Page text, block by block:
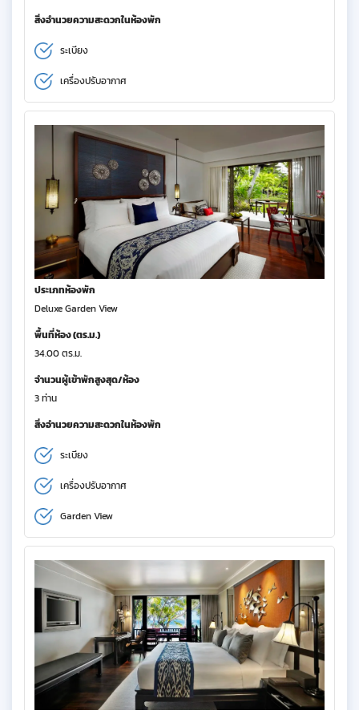
สิ่งอำนวยความสะดวกในห้องพัก
ระเบียง
เครื่องปรับอากาศ
ประเภทห้องพัก
Deluxe Garden View
พื้นที่ห้อง (ตร.ม.)
34.00 ตร.ม.
จำนวนผู้เข้าพักสูงสุด/ห้อง
3 ท่าน
สิ่งอำนวยความสะดวกในห้องพัก
ระเบียง
เครื่องปรับอากาศ
Garden View